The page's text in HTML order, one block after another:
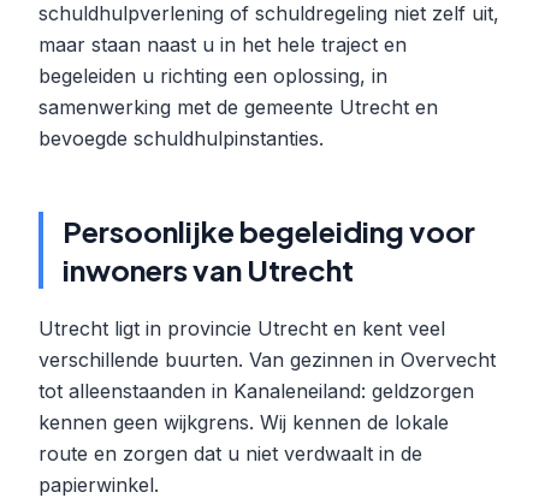
schuldhulpverlening of schuldregeling niet zelf uit,
maar staan naast u in het hele traject en
begeleiden u richting een oplossing, in
samenwerking met de gemeente Utrecht en
bevoegde schuldhulpinstanties.
Persoonlijke begeleiding voor
inwoners van Utrecht
Utrecht ligt in provincie Utrecht en kent veel
verschillende buurten. Van gezinnen in Overvecht
tot alleenstaanden in Kanaleneiland: geldzorgen
kennen geen wijkgrens. Wij kennen de lokale
route en zorgen dat u niet verdwaalt in de
papierwinkel.